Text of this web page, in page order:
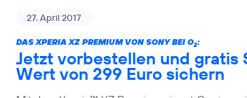
27. April 2017
DAS XPERIA XZ PREMIUM VON SONY BEI O2:
Jetzt vorbestellen und gratis
Wert von 299 Euro sichern